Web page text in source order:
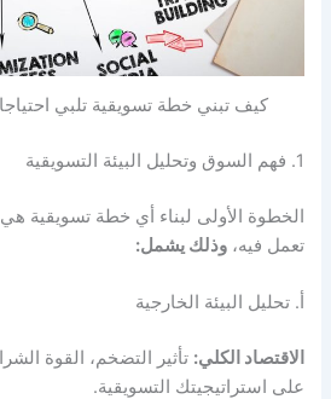
كيف تبني خطة تسويقية تلبي
1. فهم السوق وتحليل البيئة التسويقية
الخطوة الأولى لبناء أي خطة تسويقية
تعمل فيه،وذلك يشمل:
أ. تحليل البيئة الخارجية
الاقتصاد الكلي: تأثير التضخم، القوة
على استراتيجيتك التسويقية.